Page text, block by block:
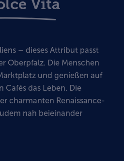
Vita
– dieses Attribut passt
Oberpfalz. Die Menschen
und genießen auf
Cafés das Leben. Die
charmanten Renaissance-
nah beieinander